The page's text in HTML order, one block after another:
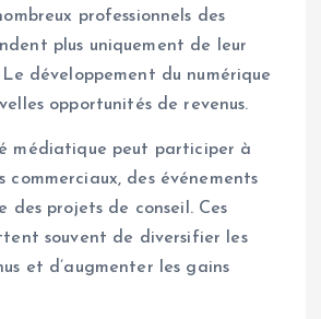
professionnels des
plus uniquement de leur
développement du numérique
opportunités de revenus.
médiatique peut participer à
des événements
des projets de conseil. Ces
souvent de diversifier les
et d’augmenter les gains